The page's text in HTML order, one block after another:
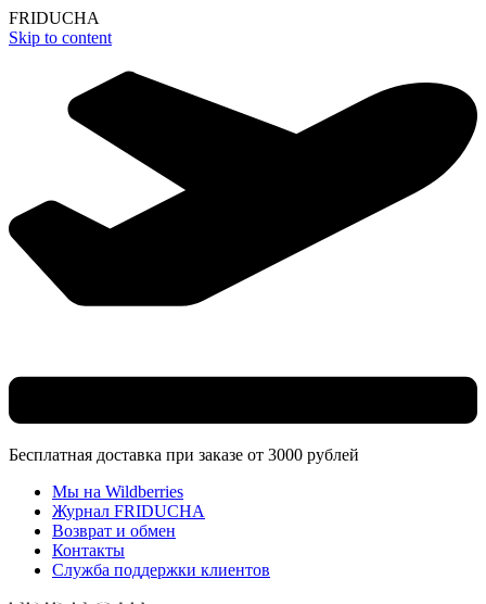
FRIDUCHA
Skip to content
Бесплатная доставка при заказе от 3000 рублей
Мы на Wildberries
Журнал FRIDUCHA
Возврат и обмен
Контакты
Служба поддержки клиентов